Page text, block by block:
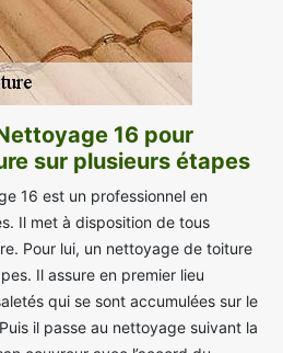
16 pour
sur plusieurs étapes
16 est un professionnel en
Il met à disposition de tous
Pour lui, un nettoyage de toiture
Il assure en premier lieu
qui se sont accumulées sur le
il passe au nettoyage suivant la